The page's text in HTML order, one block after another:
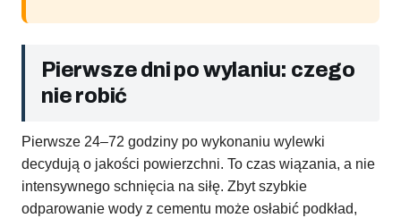
Pierwsze dni po wylaniu: czego
nie robić
Pierwsze 24–72 godziny po wykonaniu wylewki
decydują o jakości powierzchni. To czas wiązania, a nie
intensywnego schnięcia na siłę. Zbyt szybkie
odparowanie wody z cementu może osłabić podkład,